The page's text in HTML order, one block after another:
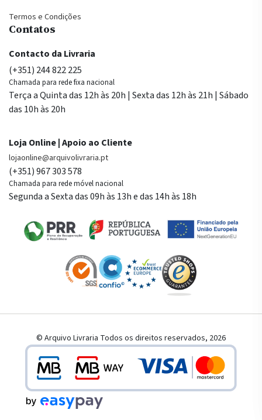
Termos e Condições
Contatos
Contacto da Livraria
(+351) 244 822 225
Chamada para rede fixa nacional
Terça a Quinta das 12h às 20h | Sexta das 12h às 21h | Sábado
das 10h às 20h
Loja Online | Apoio ao Cliente
lojaonline@arquivolivraria.pt
(+351) 967 303 578
Chamada para rede móvel nacional
Segunda a Sexta das 09h às 13h e das 14h às 18h
© Arquivo Livraria Todos os direitos reservados, 2026